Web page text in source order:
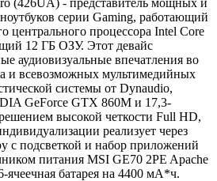
серии Gaming, работающий
центрального процессора Intel Core
12 ГБ ОЗУ. Этот девайс
аудиовизуальные впечатления во
и всевозможных мультимедийных
системы от Dynaudio,
GeForce GTX 860M и 17,3-
высокой четкости Full HD,
реализует через
с подсветкой и набор приложений
питания MSI GE70 2PE Apache
ячеечная батарея на 4400 мА*ч.